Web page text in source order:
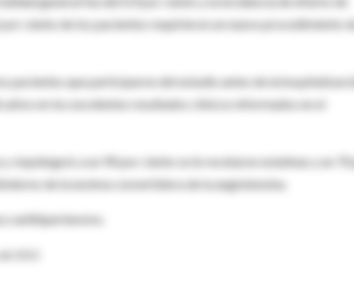
ciento de los pacientes requirieron un nuevo procedimiento
pacientes que participaron del estudio antes de la
en los excelentes resultados clínicos informados en el
clopidogrel, a un 90 por ciento se le recetaron estatinas y un
de la enzima convertidora de la angiotensina.
antihipertensivo.
2012